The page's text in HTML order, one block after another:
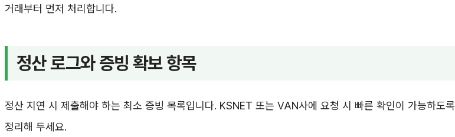
거래부터 먼저 처리합니다.
정산 로그와 증빙 확보 항목
정산 지연 시 제출해야 하는 최소 증빙 목록입니다. KSNET 또는 VAN사에 요청 시 빠른 확인이 가능하도록
정리해 두세요.